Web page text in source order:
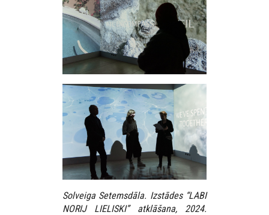
Solveiga Setemsdāla. Izstādes “LABI
NORIJ LIELISKI” atklāšana, 2024.